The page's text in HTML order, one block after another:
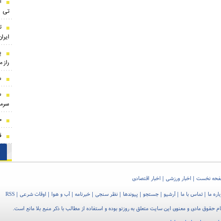
تی
نخست اخبار ورزشی
اخبار اقتصادی
ما
تماس با ما آرشیو جستجو پیوندها نظر سنجی خبرنامه آب و هوا اوقات شرعی
RSS
حقوق مادی و معنوی این سایت متعلق به روزنو بوده و استفاده از مطالب با ذکر منبع بلا مانع است.